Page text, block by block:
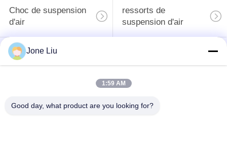
Choc de suspension
d'air
ressorts de
suspension d'air
pièces de suspension
d'air de Mercedes-
Pièces de
Absorbeur de choc de
Jone Liu
1:59 AM
Good day, what product are you looking for?